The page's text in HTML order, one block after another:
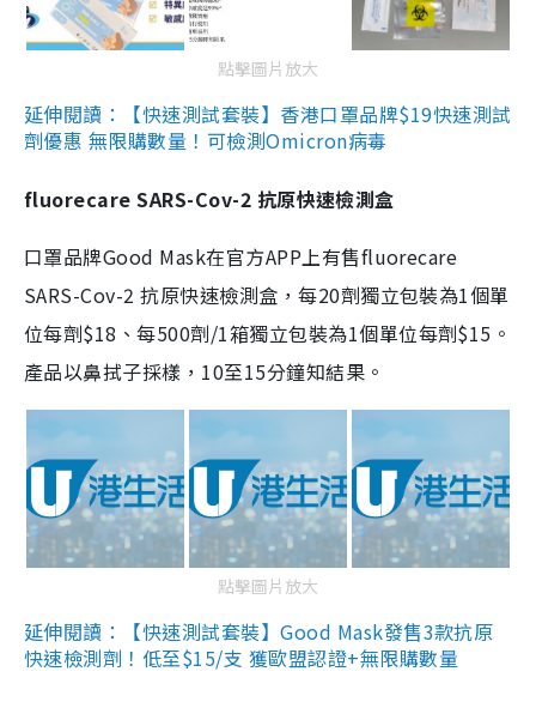
點擊圖片放大
延伸閱讀：【快速測試套裝】香港口罩品牌$19快速測試
劑優惠 無限購數量！可檢測Omicron病毒
fluorecare SARS-Cov-2 抗原快速檢測盒
口罩品牌Good Mask在官方APP上有售fluorecare
SARS-Cov-2 抗原快速檢測盒，每20劑獨立包裝為1個單
位每劑$18、每500劑/1箱獨立包裝為1個單位每劑$15。
產品以鼻拭子採樣，10至15分鐘知結果。
點擊圖片放大
延伸閱讀：【快速測試套裝】Good Mask發售3款抗原
快速檢測劑！低至$15/支 獲歐盟認證+無限購數量